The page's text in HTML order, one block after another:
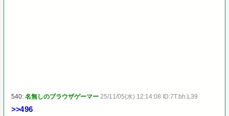
540:名無しのブラウザゲーマー 25/11/05(水) 12:14:08 ID:7T.bh.L39
>>496